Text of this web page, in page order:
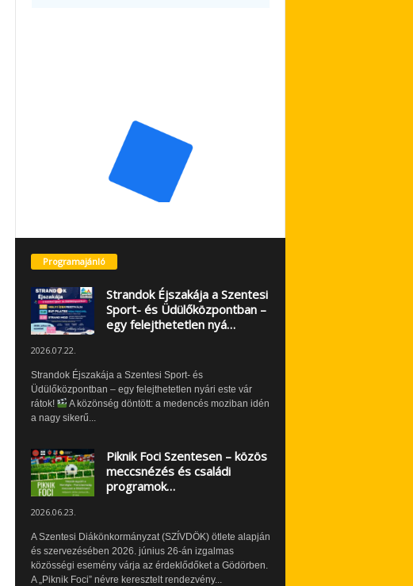
Programajánló
Strandok Éjszakája a Szentesi
Sport- és Üdülőközpontban –
egy felejthetetlen nyá…
2026.07.22.
Strandok Éjszakája a Szentesi Sport- és
Üdülőközpontban – egy felejthetetlen nyári este vár
rátok!
A közönség döntött: a medencés moziban idén
a nagy sikerű...
Piknik Foci Szentesen – közös
meccsnézés és családi
programok…
2026.06.23.
A Szentesi Diákönkormányzat (SZÍVDÖK) ötlete alapján
és szervezésében 2026. június 26-án izgalmas
közösségi esemény várja az érdeklődőket a Gödörben.
A „Piknik Foci” névre keresztelt rendezvény...